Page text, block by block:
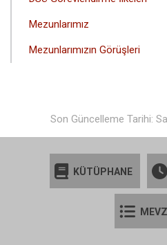
Mezunlarımız
Mezunlarımızın Görüşleri
Son Güncelleme Tarihi:
KÜTÜPHANE